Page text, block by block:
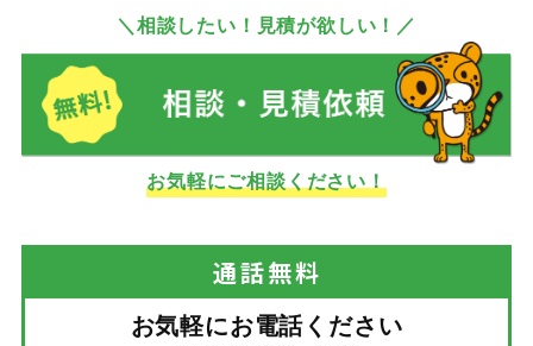
＼相談したい！見積が欲しい！／
お気軽にご相談ください！
通話無料
お気軽にお電話ください